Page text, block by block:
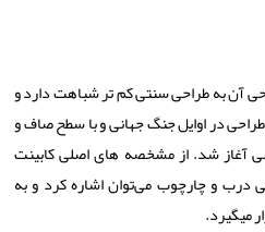
آن به طراحی سنتی کم تر شباهت دارد و
در اوایل جنگ جهانی و با سطح صاف و
آغاز شد. از مشخصههای اصلی کابینت
درب و چارچوب میتوان اشاره کرد و به
میگیرد.